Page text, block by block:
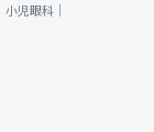
小児眼科｜